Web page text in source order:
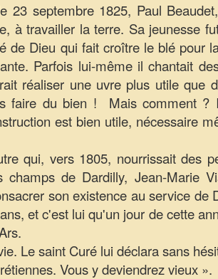
23 septembre 1825, Paul
à travailler la terre. Sa jeunesse
de Dieu qui fait croître le blé pour
Parfois lui-même il chantait
réaliser une uvre plus utile que
faire du bien !  Mais comment
est bien utile, nécessaire
qui, vers 1805, nourrissait des
de Dardilly, Jean-Marie
son existence au service de
et c'est lui qu'un jour de cette
Le saint Curé lui déclara sans
Vous y deviendrez vieux ».